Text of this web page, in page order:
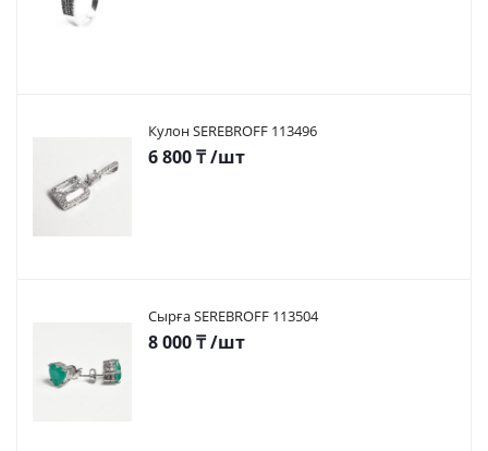
Кулон SEREBROFF 113496
6 800₸/шт
Сырға SEREBROFF 113504
8 000₸/шт